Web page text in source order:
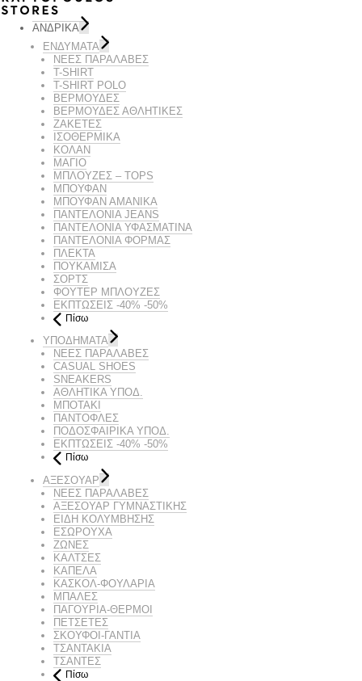
ΑΝΔΡΙΚΑ
ΕΝΔΥΜΑΤΑ
ΝΕΕΣ ΠΑΡΑΛΑΒΕΣ
T-SHIRT
T-SHIRT POLO
ΒΕΡΜΟΥΔΕΣ
ΒΕΡΜΟΥΔΕΣ ΑΘΛΗΤΙΚΕΣ
ΖΑΚΕΤΕΣ
ΙΣΟΘΕΡΜΙΚΆ
ΚΟΛΑΝ
ΜΑΓΙΟ
ΜΠΛΟΥΖΕΣ – TOPS
ΜΠΟΥΦΑΝ
ΜΠΟΥΦΆΝ ΑΜΆΝΙΚΑ
ΠΑΝΤΕΛΟΝΙΑ JEANS
ΠΑΝΤΕΛΟΝΙΑ ΥΦΑΣΜΑΤΙΝΑ
ΠΑΝΤΕΛΟΝΙΑ ΦΟΡΜΑΣ
ΠΛΕΚΤΑ
ΠΟΥΚΑΜΙΣΑ
ΣΟΡΤΣ
ΦΟΥΤΕΡ ΜΠΛΟΥΖΕΣ
ΕΚΠΤΏΣΕΙΣ -40% -50%
Πίσω
ΥΠΟΔΗΜΑΤΑ
ΝΕΕΣ ΠΑΡΑΛΑΒΕΣ
CASUAL SHOES
SNEAKERS
ΑΘΛΗΤΙΚΑ ΥΠΟΔ.
ΜΠΟΤΑΚΙ
ΠΑΝΤΟΦΛΕΣ
ΠΟΔΟΣΦΑΙΡΙΚΆ ΥΠΟΔ.
ΕΚΠΤΏΣΕΙΣ -40% -50%
Πίσω
ΑΞΕΣΟΥΑΡ
ΝΕΕΣ ΠΑΡΑΛΑΒΕΣ
ΑΞΕΣΟΥΑΡ ΓΥΜΝΑΣΤΙΚΗΣ
ΕΙΔΗ ΚΟΛΥΜΒΗΣΗΣ
ΕΣΩΡΟΥΧΑ
ΖΩΝΕΣ
ΚΑΛΤΣΕΣ
ΚΑΠΕΛΑ
ΚΑΣΚΟΛ-ΦΟΥΛΑΡΙΑ
ΜΠΑΛΕΣ
ΠΑΓΟΥΡΙΑ-ΘΕΡΜΟΙ
ΠΕΤΣΈΤΕΣ
ΣΚΟΥΦΟΙ-ΓΑΝΤΙΑ
ΤΣΑΝΤΑΚΙΑ
ΤΣΑΝΤΕΣ
Πίσω